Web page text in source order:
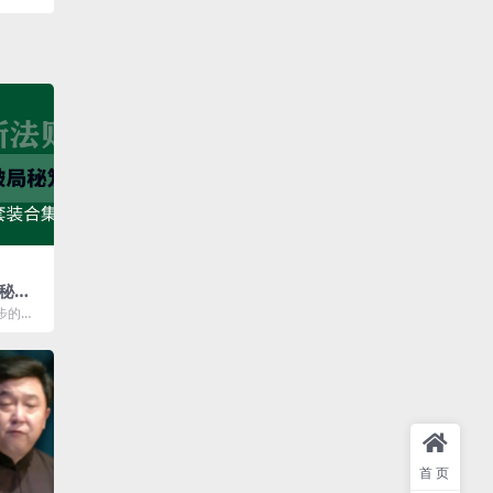
笈
]
的深
首页